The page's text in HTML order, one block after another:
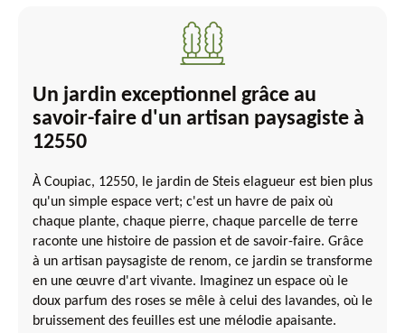
Un jardin exceptionnel grâce au
savoir-faire d'un artisan paysagiste à
12550
À Coupiac, 12550, le jardin de Steis elagueur est bien plus
qu'un simple espace vert; c'est un havre de paix où
chaque plante, chaque pierre, chaque parcelle de terre
raconte une histoire de passion et de savoir-faire. Grâce
à un artisan paysagiste de renom, ce jardin se transforme
en une œuvre d'art vivante. Imaginez un espace où le
doux parfum des roses se mêle à celui des lavandes, où le
bruissement des feuilles est une mélodie apaisante.